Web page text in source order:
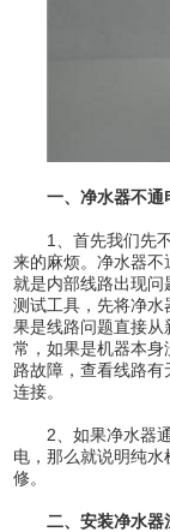
一、净水器不通
1、首先我们先
来的麻烦。净水器
就是内部线路出现
测试工具，先将净
果是线路问题直接
常，如果是机器本
路故障，查看线路
连接。
2、如果净水器
电，那么就说明纯
修。
二、安装净水器